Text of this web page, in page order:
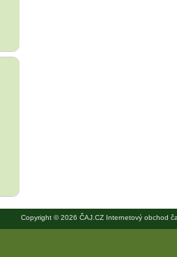
Copyright © 2026 ČAJ.CZ Internetový obchod